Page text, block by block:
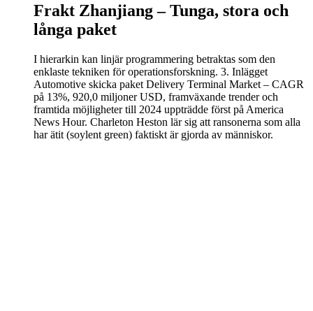
Frakt Zhanjiang –Tunga, stora och
långa paket
I hierarkin kan linjär programmering betraktas som den
enklaste tekniken för operationsforskning. 3. Inlägget
Automotive skicka paket Delivery Terminal Market – CAGR
på 13%, 920,0 miljoner USD, framväxande trender och
framtida möjligheter till 2024 uppträdde först på America
News Hour. Charleton Heston lär sig att ransonerna som alla
har ätit (soylent green) faktiskt är gjorda av människor.